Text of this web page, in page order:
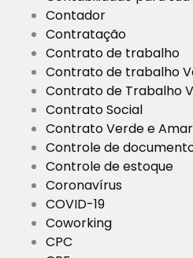
Contador
Contratação
Contrato de trabalho
Contrato de trabalho
Contrato de Trabalho
Contrato Social
Contrato Verde e
Controle de
Controle de estoque
Coronavírus
COVID-19
Coworking
CPC